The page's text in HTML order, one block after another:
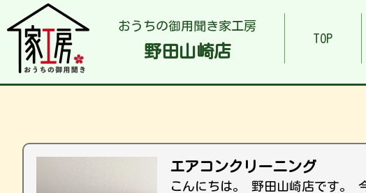
おうちの御用聞き家工房
野田山崎店
TOP
エアコンクリーニング
こんにちは。 野田山崎店です。